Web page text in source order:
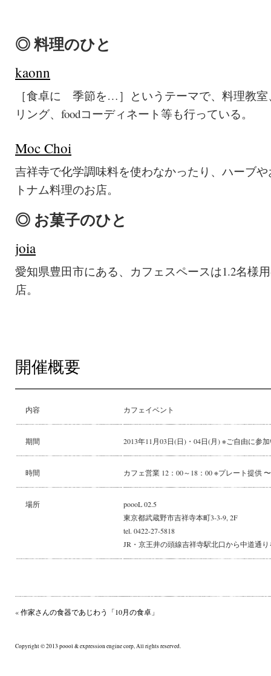
◎ 料理のひと
kaonn
［食卓に 季節を…］というテーマで、料理教室
リング、foodコーディネート等も行っている。
Moc Choi
吉祥寺で化学調味料を使わなかったり、ハーブ
トナム料理のお店。
◎ お菓子のひと
joia
愛知県豊田市にある、カフェスペースは1.2名様
店。
開催概要
内容 カフェイベント
期間 2013年11月03日(日)・04日(月) ※ご自由に参
時間 カフェ営業 12：00～18：00 ※プレート提供
場所
poooL 02.5
東京都武蔵野市吉祥寺本町3-3-9, 2F
tel. 0422-27-5818
JR・京王井の頭線吉祥寺駅北口から中道通
«作家さんの食器であじわう「10月の食卓」
Copyright © 2013 poool & expression engine corp, All rights reserved.